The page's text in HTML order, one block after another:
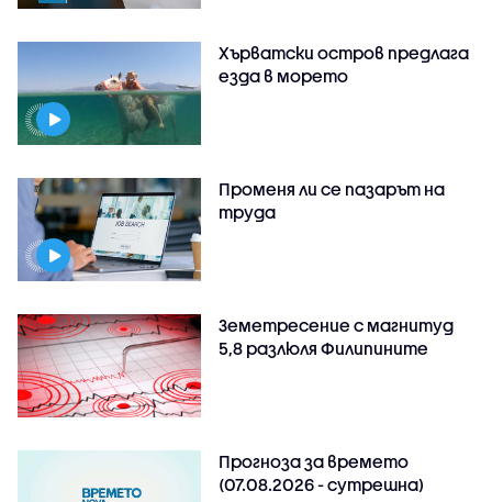
Хърватски остров предлага
езда в морето
Променя ли се пазарът на
труда
Земетресение с магнитуд
5,8 разлюля Филипините
Прогноза за времето
(07.08.2026 - сутрешна)